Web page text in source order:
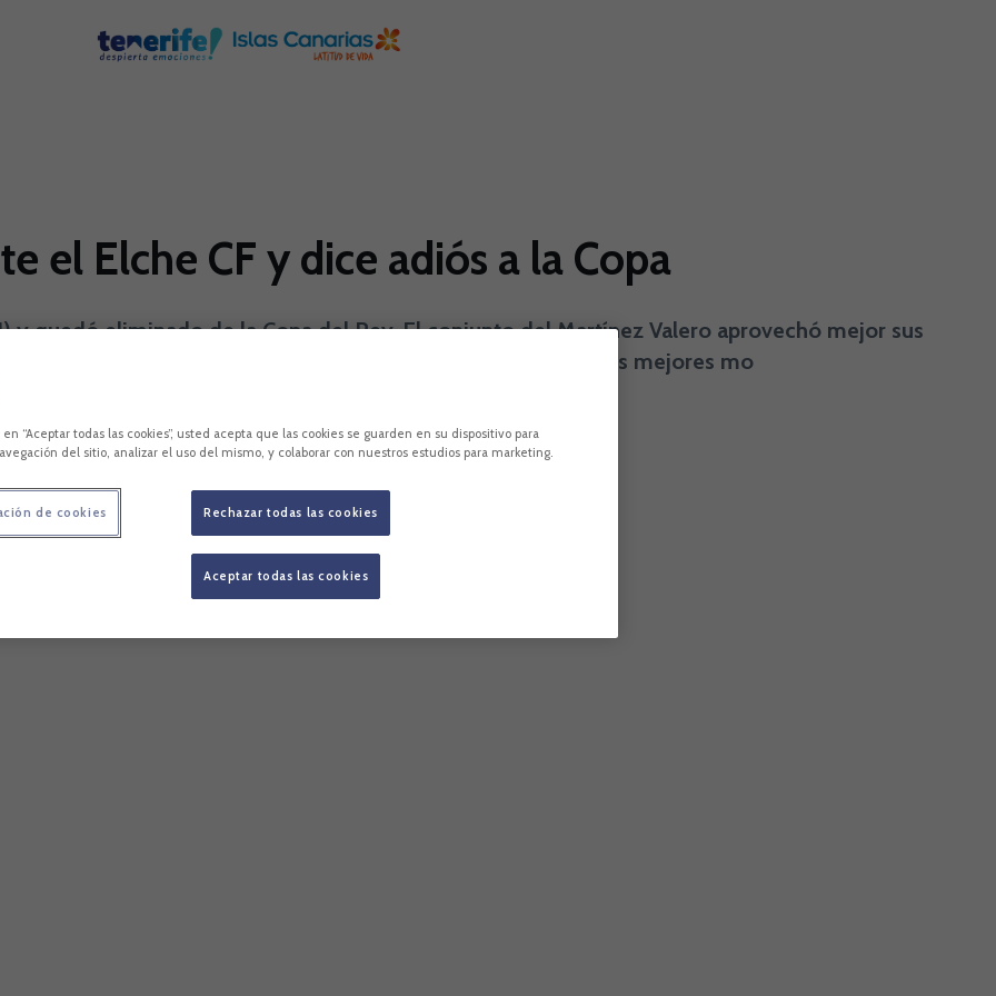
el Elche CF y dice adiós a la Copa
y quedó eliminado de la Copa del Rey. El conjunto del Martínez Valero aprovechó mejor sus
al comienzo de la segunda parte, los de Arconada hicieron sus mejores mo
“Aceptar todas las cookies”, usted acepta que las cookies se guarden en su dispositivo para
del sitio, analizar el uso del mismo, y colaborar con nuestros estudios para marketing.
Rechazar todas las cookies
Aceptar todas las cookies
de cookies